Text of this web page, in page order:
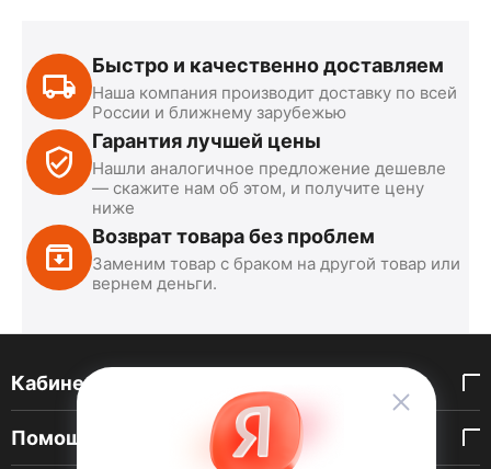
Быстро и качественно доставляем
Наша компания производит доставку по всей
России и ближнему зарубежью
Гарантия лучшей цены
Нашли аналогичное предложение дешевле
— скажите нам об этом, и получите цену
ниже
Возврат товара без проблем
Заменим товар с браком на другой товар или
вернем деньги.
Кабинет покупателя
Помощь покупателю